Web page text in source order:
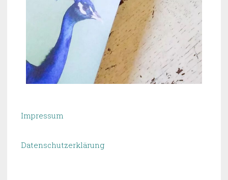
Impressum
Datenschutzerklärung